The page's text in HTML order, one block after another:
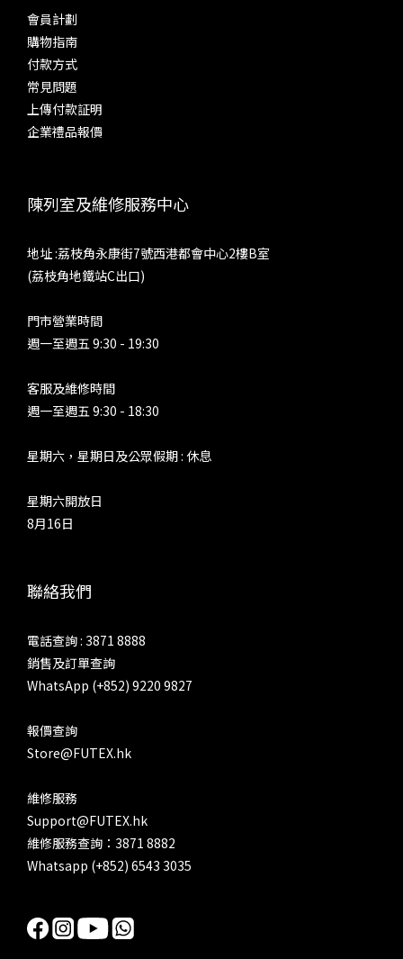
會員計劃
購物指南
付款方式
常見問題
上傳付款証明
企業禮品報價
陳列室及維修服務中心
地址 :荔枝角永康街7號西港都會中心2樓B室
(荔枝角地鐵站C出口)
門市營業時間
週一至週五 9:30 - 19:30
客服及維修時間
週一至週五 9:30 - 18:30
星期六，星期日及公眾假期 : 休息
星期六開放日
8月16日
聯絡我們
電話查詢 : 3871 8888
銷售及訂單查詢
WhatsApp (+852) 9220 9827
報價查詢
Store@FUTEX.hk
維修服務
Support@FUTEX.hk
維修服務查詢：3871 8882
Whatsapp (+852) 6543 3035